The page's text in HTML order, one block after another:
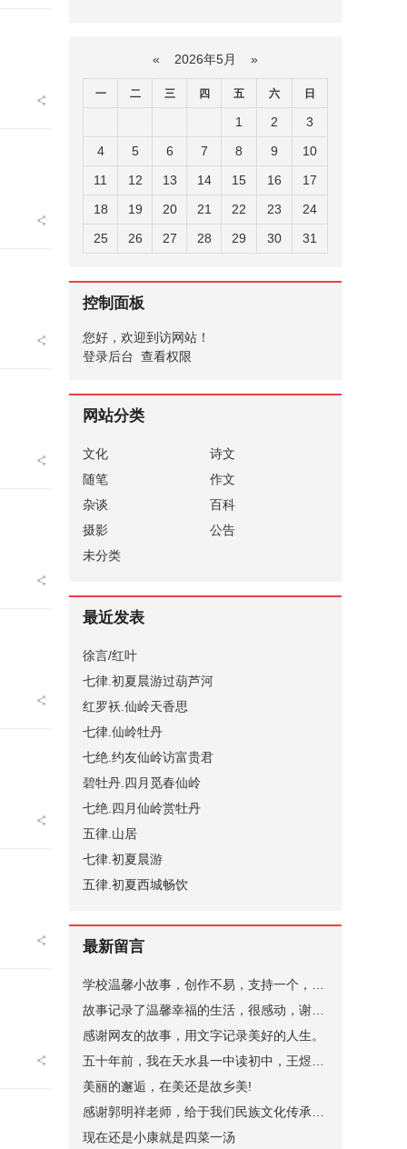
« 2026年5月 »
一 二 三 四 五 六 日
1 2
3
4
5 6 7 8 9
10
11
12 13 14 15 16
17
18
19 20 21 22 23
24
25
26 27 28 29 30 31
控制面板
您好，欢迎到访网站！
登录后台 查看权限
网站分类
文化
诗文
随笔
作文
杂谈
百科
摄影
公告
未分类
最近发表
徐言/红叶
七律.初夏晨游过葫芦河
红罗袄.仙岭天香思
七律.仙岭牡丹
七绝.约友仙岭访富贵君
碧牡丹.四月觅春仙岭
七绝.四月仙岭赏牡丹
五律.山居
七律.初夏晨游
五律.初夏西城畅饮
最新留言
感谢网友的故事，用文字记录美好的人生。
美丽的邂逅，在美还是故乡美!
现在还是小康就是四菜一汤